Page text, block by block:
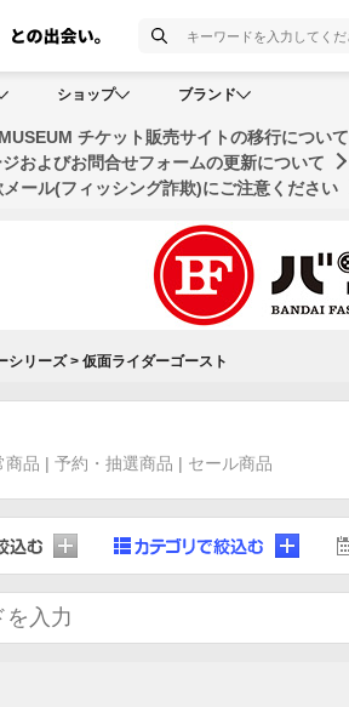
ショップ ブランド
チケット販売サイトの移行について
およびお問合せフォームの更新について
ール(フィッシング詐欺)にご注意ください
シリーズ> 仮面ライダーゴースト
商品 | 予約・抽選商品 | セール商品